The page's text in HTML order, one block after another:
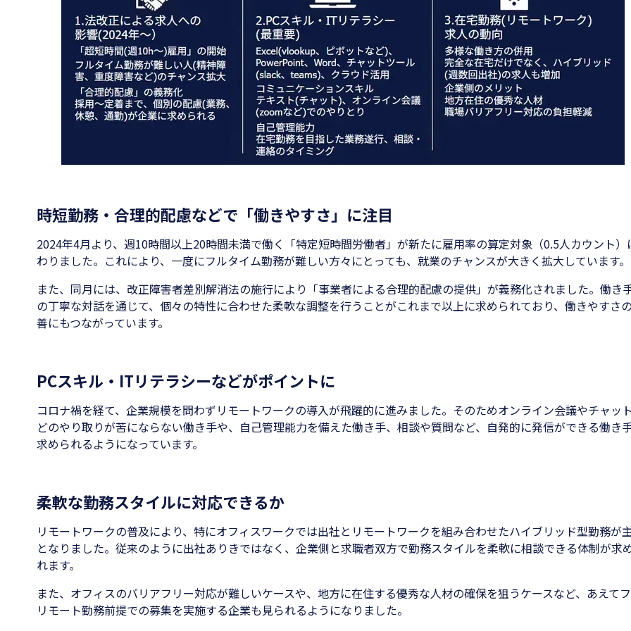
時短勤務・合理的配慮などで「働きやすさ」に注目
2024年4月より、週10時間以上20時間未満で働く「特定短時間労働者」が新たに雇用率の算定対象（0.5人カウント）
わりました。これにより、一度にフルタイム勤務が難しい方々にとっても、就業のチャンスが大きく拡大しています。
また、同月には、改正障害者差別解消法の施行により「事業者による合理的配慮の提供」が義務化されました。働き
の丁寧な対話を通じて、個々の特性に合わせた柔軟な調整を行うことがこれまで以上に求められており、働きやすさ
善にもつながっています。
PCスキル・ITリテラシーなどがポイントに
コロナ禍を経て、企業規模を問わずリモートワークの導入が飛躍的に進みました。そのためオンライン会議やチャッ
どのやり取りが苦にならない働き手や、自己管理能力を備えた働き手、相談や質問など、自発的に発信ができる働き
求められるようになっています。
柔軟な勤務スタイルに対応できるか
リモートワークの普及により、特にオフィスワークでは出社とリモートワークを組み合わせたハイブリッド型勤務が
となりました。従来のように出社ありきではなく、企業側と求職者双方で勤務スタイルを柔軟に相談できる体制が求
れます。
また、オフィスのバリアフリー対応が難しいケースや、地方に在住する優秀な人材の確保を狙うケースなど、あえて
リモート勤務前提での募集を実施する企業も見られるようになりました。